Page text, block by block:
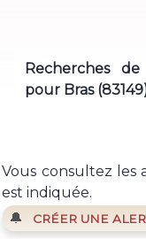
Recherches
pour Bras
Vous consultez les
est indiquée.
🔔 CRÉER UNE